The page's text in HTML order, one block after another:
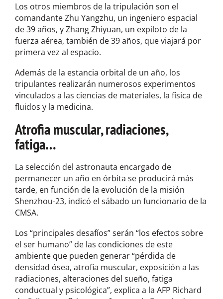
Los otros miembros de la tripulación son el
comandante Zhu Yangzhu, un ingeniero espacial
de 39 años, y Zhang Zhiyuan, un expiloto de la
fuerza aérea, también de 39 años, que viajará por
primera vez al espacio.
Además de la estancia orbital de un año, los
tripulantes realizarán numerosos experimentos
vinculados a las ciencias de materiales, la física de
fluidos y la medicina.
Atrofia muscular, radiaciones,
fatiga…
La selección del astronauta encargado de
permanecer un año en órbita se producirá más
tarde, en función de la evolución de la misión
Shenzhou-23, indicó el sábado un funcionario de la
CMSA.
Los “principales desafíos” serán “los efectos sobre
el ser humano” de las condiciones de este
ambiente que pueden generar “pérdida de
densidad ósea, atrofia muscular, exposición a las
radiaciones, alteraciones del sueño, fatiga
conductual y psicológica”, explica a la AFP Richard